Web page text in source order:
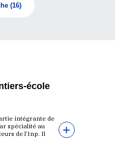
(16)
école
intégrante de
spécialité au
de l’Inp. Il